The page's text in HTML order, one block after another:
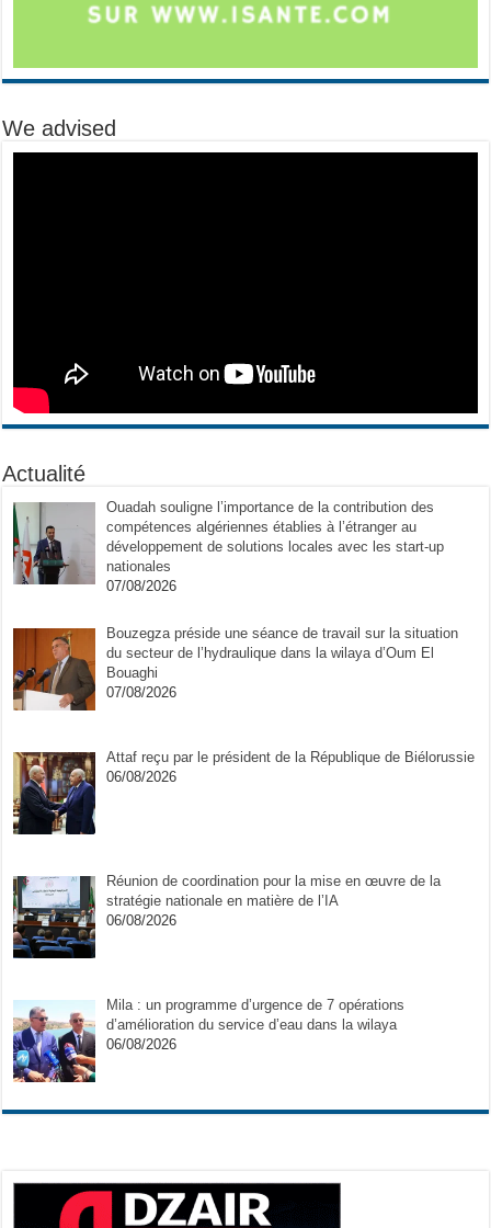
We advised
Actualité
Ouadah souligne l’importance de la contribution des
compétences algériennes établies à l’étranger au
développement de solutions locales avec les start-up
nationales
07/08/2026
Bouzegza préside une séance de travail sur la situation
du secteur de l’hydraulique dans la wilaya d’Oum El
Bouaghi
07/08/2026
Attaf reçu par le président de la République de Biélorussie
06/08/2026
Réunion de coordination pour la mise en œuvre de la
stratégie nationale en matière de l’IA
06/08/2026
Mila : un programme d’urgence de 7 opérations
d’amélioration du service d’eau dans la wilaya
06/08/2026